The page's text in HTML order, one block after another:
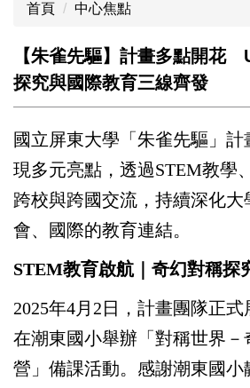
首頁 中心焦點
【朱雀先驅】計畫多點開花
探究與國際教育三線齊發
國立屏東大學「朱雀先驅」計
現多元亮點，透過STEM教學
跨校與跨國交流，持續深化大
會、國際的教育連結。
STEM教育啟航｜奇幻對稱探
2025年4月2日，計畫團隊正式
在潮東國小舉辦「對稱世界－
營」備課活動。感謝潮東國小